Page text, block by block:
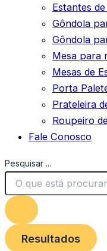
Estantes
Gôndola
Gôndola
Mesa para
Mesas de
Porta
Prateleira
Roupeiro
Fale Conosco
Pesquisar ...
Resultados